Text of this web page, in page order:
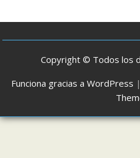
Copyright © Todos los
Funciona gracias a WordPress |